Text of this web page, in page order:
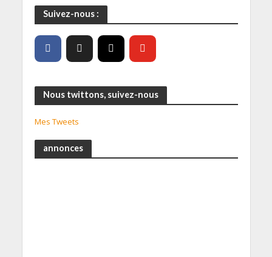
Suivez-nous :
Nous twittons, suivez-nous
Mes Tweets
annonces